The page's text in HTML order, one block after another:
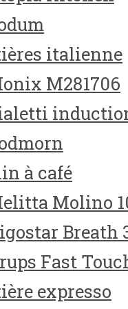
italienne
M281706
à café
Molino
Breath
Fast
expresso